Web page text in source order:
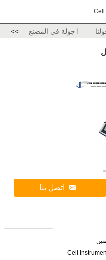
Cell
جولة في المصنع >>
اتصل بنا
Cell